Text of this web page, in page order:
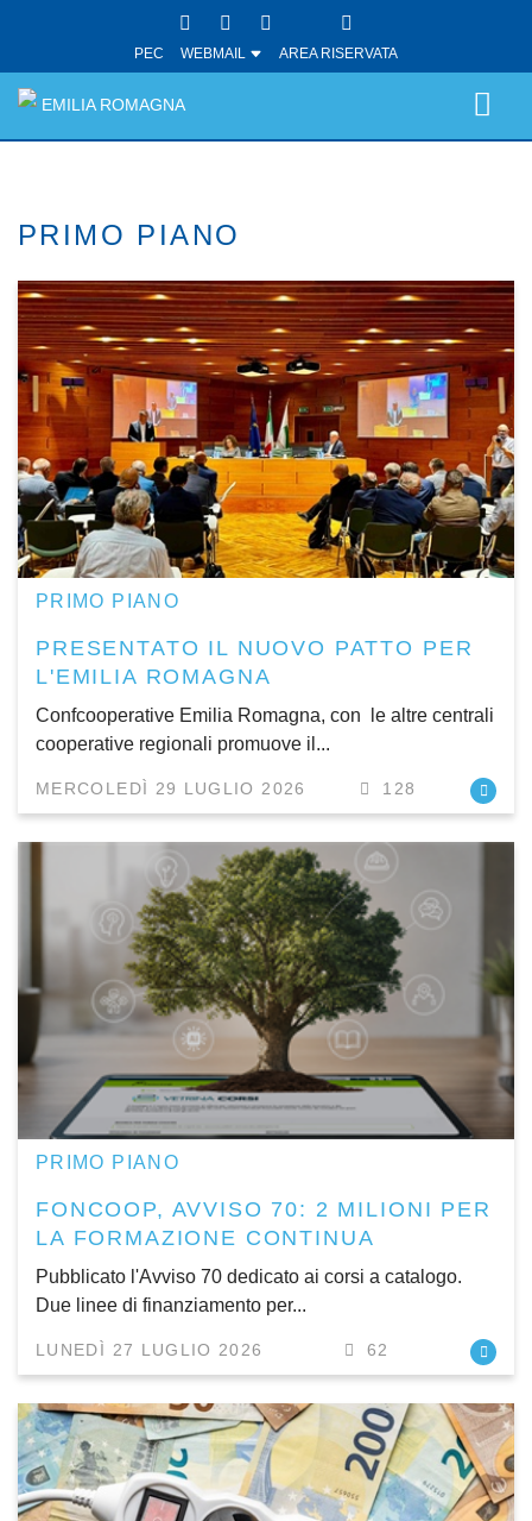
PEC WEBMAIL AREA RISERVATA
EMILIA ROMAGNA
PRIMO PIANO
PRIMO PIANO
PRESENTATO IL NUOVO PATTO PER
L'EMILIA ROMAGNA
Confcooperative Emilia Romagna, con le altre centrali
cooperative regionali promuove il...
MERCOLEDÌ 29 LUGLIO 2026 128
PRIMO PIANO
FONCOOP, AVVISO 70: 2 MILIONI PER
LA FORMAZIONE CONTINUA
Pubblicato l'Avviso 70 dedicato ai corsi a catalogo.
Due linee di finanziamento per...
LUNEDÌ 27 LUGLIO 2026 62